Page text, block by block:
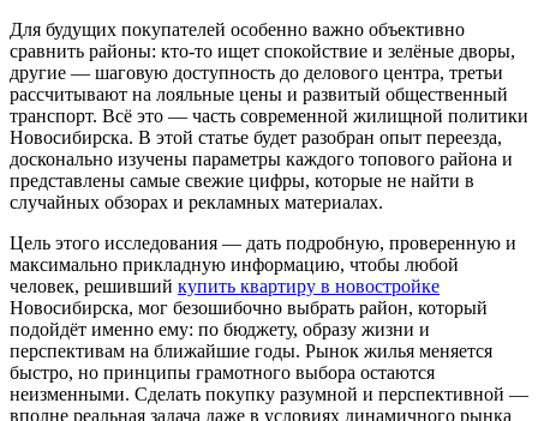
Для будущих покупателей особенно важно объективно
сравнить районы: кто-то ищет спокойствие и зелёные дворы,
другие — шаговую доступность до делового центра, третьи
рассчитывают на лояльные цены и развитый общественный
транспорт. Всё это — часть современной жилищной политики
Новосибирска. В этой статье будет разобран опыт переезда,
досконально изучены параметры каждого топового района и
представлены самые свежие цифры, которые не найти в
случайных обзорах и рекламных материалах.
Цель этого исследования — дать подробную, проверенную и
максимально прикладную информацию, чтобы любой
человек, решивший купить квартиру в новостройке
Новосибирска, мог безошибочно выбрать район, который
подойдёт именно ему: по бюджету, образу жизни и
перспективам на ближайшие годы. Рынок жилья меняется
быстро, но принципы грамотного выбора остаются
неизменными. Сделать покупку разумной и перспективной —
вполне реальная задача даже в условиях динамичного рынка